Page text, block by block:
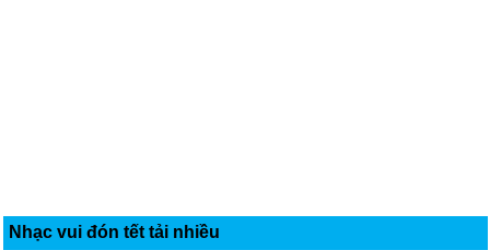
Nhạc vui đón tết tải nhiều